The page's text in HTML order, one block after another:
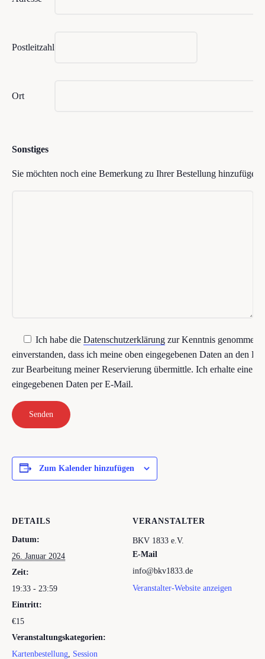
Postleitzahl
Ort
Sonstiges
Sie möchten noch eine Bemerkung zu Ihrer Bestellung hinzufügen
Ich habe die Datenschutzerklärung zur Kenntnis genommen
einverstanden, dass ich meine oben eingegebenen Daten an den
zur Bearbeitung meiner Reservierung übermittle. Ich erhalte eine
eingegebenen Daten per E-Mail.
Zum Kalender hinzufügen
DETAILS
Datum:
26. Januar 2024
Zeit:
19:33 - 23:59
Eintritt:
€15
Veranstaltungskategorien:
Kartenbestellung Session
VERANSTALTER
BKV 1833 e.V.
E-Mail
info@bkv1833.de
Veranstalter-Website anzeigen